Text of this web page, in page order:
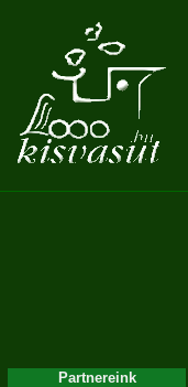
Partnereink